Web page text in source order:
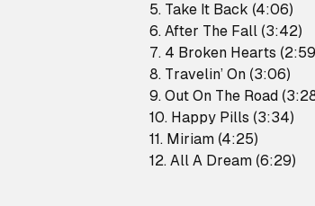
5. Take It Back (4:06)
6. After The Fall (3:42)
7. 4 Broken Hearts
8. Travelin’ On (3:06)
9. Out On The Road
10. Happy Pills (3:34)
11. Miriam (4:25)
12. All A Dream (6:29)